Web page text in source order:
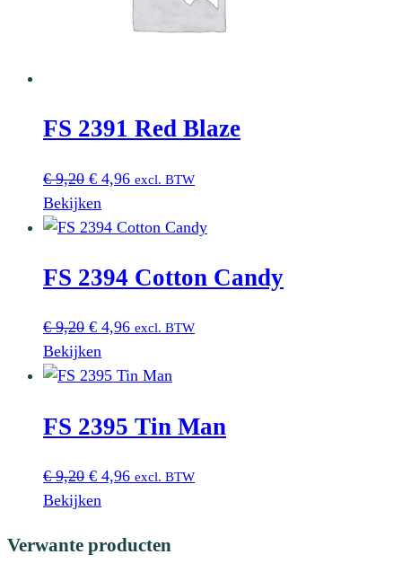
FS 2391 Red Blaze
€9,20 Oorspronkelijke
prijs
was:
€ 4,96Huidige
is:
excl. BTW
Bekijken
FS 2394 Cotton Candy
€9,20 Oorspronkelijke
prijs
was:
€ 4,96Huidige
is:
excl. BTW
Bekijken
FS 2395 Tin Man
€9,20 Oorspronkelijke
prijs
€ 9,20.
€ 4,96Huidige
€ 4,96.
excl. BTW
Bekijken
Verwante producten